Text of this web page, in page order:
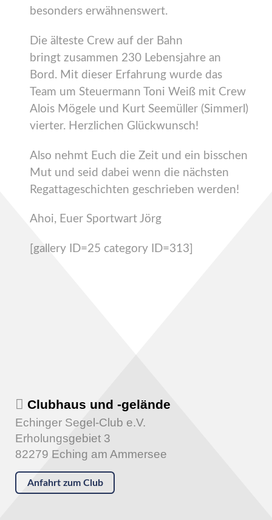
besonders erwähnenswert.
Die älteste Crew auf der Bahn
bringt zusammen 230 Lebensjahre an
Bord. Mit dieser Erfahrung wurde das
Team um Steuermann Toni Weiß mit Crew
Alois Mögele und Kurt Seemüller (Simmerl)
vierter. Herzlichen Glückwunsch!
Also nehmt Euch die Zeit und ein bisschen
Mut und seid dabei wenn die nächsten
Regattageschichten geschrieben werden!
Ahoi, Euer Sportwart Jörg
[gallery ID=25 category ID=313]
Clubhaus und -gelände
Echinger Segel-Club e.V.
Erholungsgebiet 3
82279 Eching am Ammersee
Anfahrt zum Club